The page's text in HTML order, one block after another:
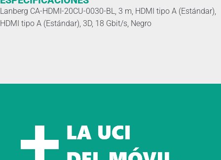
Lanberg CA-HDMI-20CU-0030-BL, 3 m, HDMI tipo A (Estándar),
HDMI tipo A (Estándar), 3D, 18 Gbit/s, Negro